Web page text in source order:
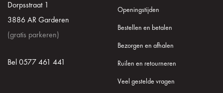
Dorpsstraat 1
3886 AR Garderen
(gratis parkeren)
Bel 0577 461 441
Openingstijden
Bestellen en betalen
Bezorgen en afhalen
Ruilen en retourneren
Veel gestelde vragen